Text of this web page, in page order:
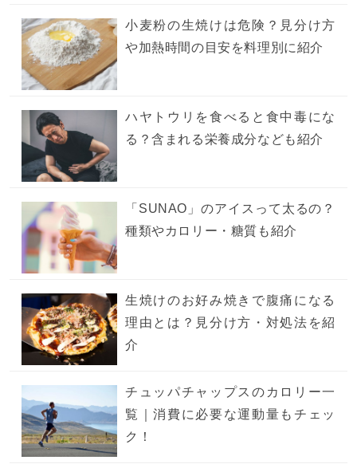
小麦粉の生焼けは危険？見分け方
や加熱時間の目安を料理別に紹介
ハヤトウリを食べると食中毒にな
る？含まれる栄養成分なども紹介
「SUNAO」のアイスって太るの？
種類やカロリー・糖質も紹介
生焼けのお好み焼きで腹痛になる
理由とは？見分け方・対処法を紹
介
チュッパチャップスのカロリー一
覧｜消費に必要な運動量もチェッ
ク！